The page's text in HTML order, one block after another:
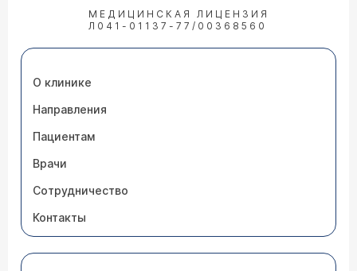
МЕДИЦИНСКАЯ ЛИЦЕНЗИЯ
Л041-01137-77/00368560
О клинике
Направления
Пациентам
Врачи
Сотрудничество
Контакты